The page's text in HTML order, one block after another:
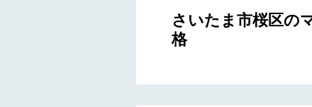
さいたま市桜区の
格